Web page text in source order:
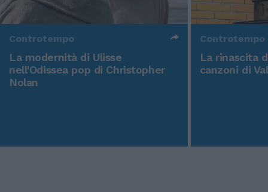
Controtempo
La modernità di Ulisse
nell'Odissea pop di Christopher
Nolan
Controtempo
La rinascita
canzoni di